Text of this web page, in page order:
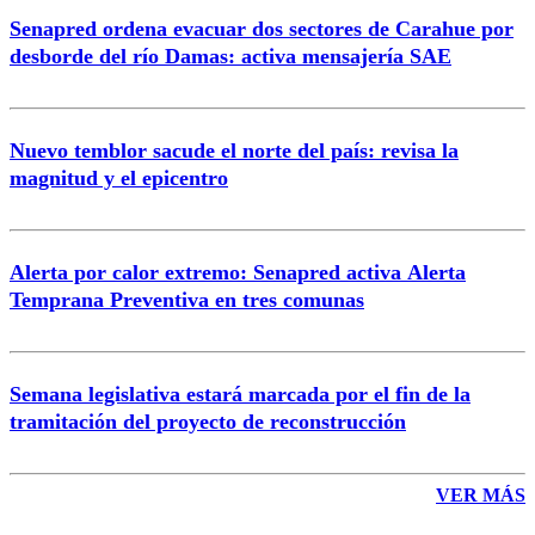
Correo
Senapred ordena evacuar dos sectores de Carahue por
desborde del río Damas: activa mensajería SAE
Nuevo temblor sacude el norte del país: revisa la
magnitud y el epicentro
Alerta por calor extremo: Senapred activa Alerta
Temprana Preventiva en tres comunas
Semana legislativa estará marcada por el fin de la
tramitación del proyecto de reconstrucción
VER MÁS